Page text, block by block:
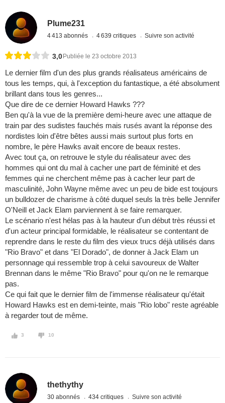
Plume231
4 413 abonnés 4 639 critiques Suivre son activité
3,0 Publiée le 23 octobre 2013
Le dernier film d'un des plus grands réalisateus américains de
tous les temps, qui, à l'exception du fantastique, a été absolument
brillant dans tous les genres...
Que dire de ce dernier Howard Hawks ???
Ben qu'à la vue de la première demi-heure avec une attaque de
train par des sudistes fauchés mais rusés avant la réponse des
nordistes loin d'être bêtes aussi mais surtout plus forts en
nombre, le père Hawks avait encore de beaux restes.
Avec tout ça, on retrouve le style du réalisateur avec des
hommes qui ont du mal à cacher une part de féminité et des
femmes qui ne cherchent même pas à cacher leur part de
masculinité, John Wayne même avec un peu de bide est toujours
un bulldozer de charisme à côté duquel seuls la très belle Jennifer
O'Neill et Jack Elam parviennent à se faire remarquer.
Le scénario n'est hélas pas à la hauteur d'un début très réussi et
d'un acteur principal formidable, le réalisateur se contentant de
reprendre dans le reste du film des vieux trucs déjà utilisés dans
"Rio Bravo" et dans "El Dorado", de donner à Jack Elam un
personnage qui ressemble trop à celui savoureux de Walter
Brennan dans le même "Rio Bravo" pour qu'on ne le remarque
pas.
Ce qui fait que le dernier film de l'immense réalisateur qu'était
Howard Hawks est en demi-teinte, mais "Rio lobo" reste agréable
à regarder tout de même.
3 10
thethythy
30 abonnés 434 critiques Suivre son activité